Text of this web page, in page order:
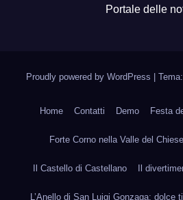
Portale delle
Proudly powered by WordPress
Home Contatti Demo Festa
Forte Corno nella Valle del
Il Castello di Castellano Il
L’Anello di San Luigi Gonzaga: dolce